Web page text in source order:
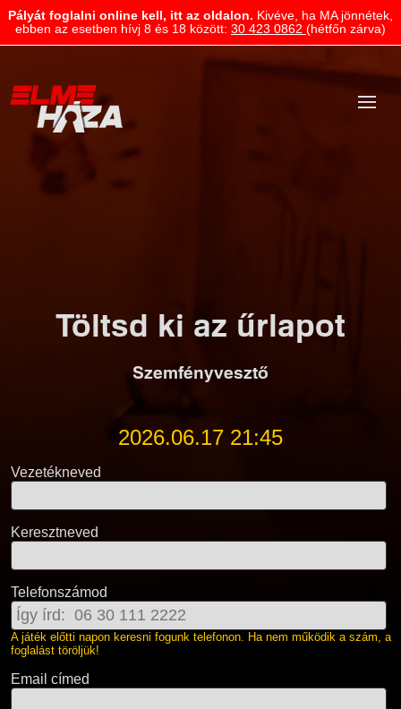
Pályát foglalni online kell, itt az oldalon. Kivéve, ha MA jönnétek,
ebben az esetben hívj 8 és 18 között: 30 423 0862 (hétfőn zárva)
Töltsd ki az űrlapot
Szemfényvesztő
2026.06.17 21:45
Vezetékneved
Keresztneved
Telefonszámod
A játék előtti napon keresni fogunk telefonon. Ha nem működik a szám, a
foglalást töröljük!
Email címed